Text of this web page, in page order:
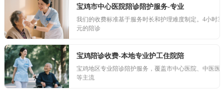
宝鸡市中心医院陪诊陪护服务-专业
我们的收费标准基于服务时长和护理难度制定。4小时
元的陪诊
宝鸡陪诊收费-本地专业护工住院陪
宝鸡地区专业陪诊陪护服务，覆盖市中心医院、中医医
等主流